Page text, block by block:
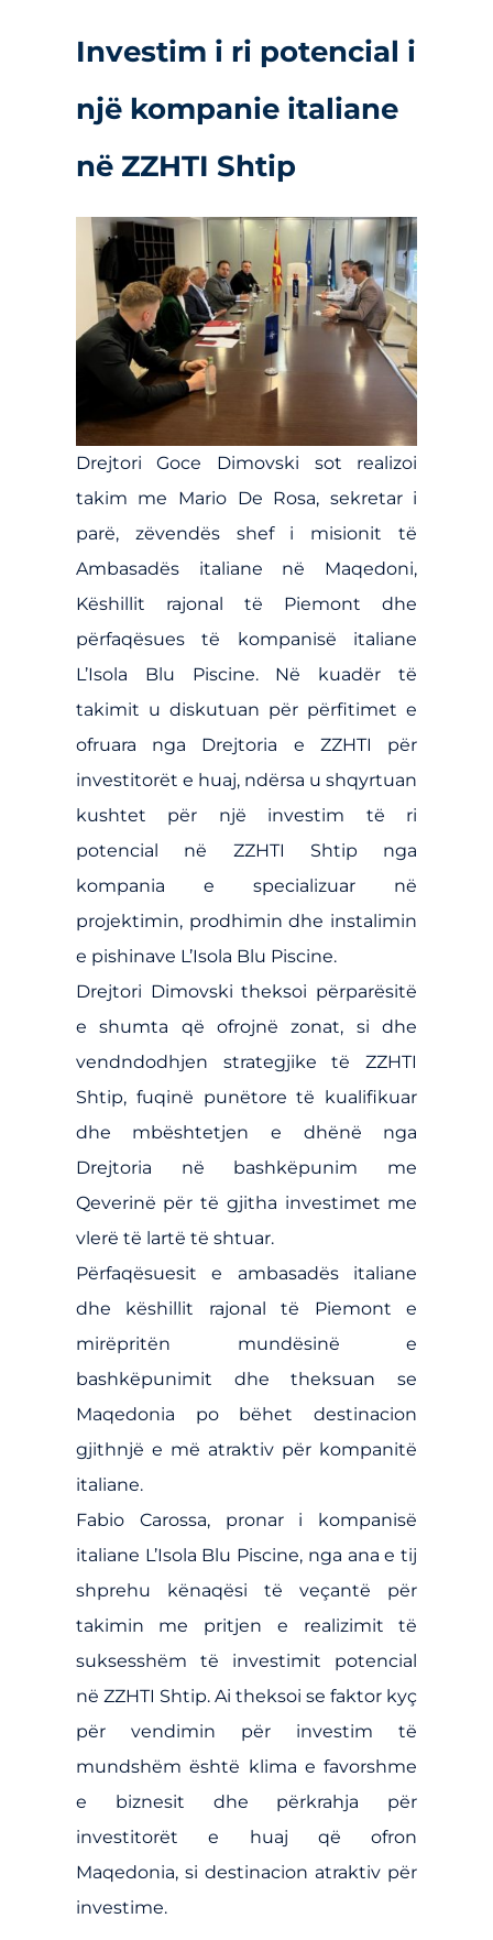
Investim i ri potencial i
një kompanie italiane
në ZZHTI Shtip
Drejtori Goce Dimovski sot realizoi
takim me Mario De Rosa, sekretar i
parë, zëvendës shef i misionit të
Ambasadës italiane në Maqedoni,
Këshillit rajonal të Piemont dhe
përfaqësues të kompanisë italiane
L’Isola Blu Piscine. Në kuadër të
takimit u diskutuan për përfitimet e
ofruara nga Drejtoria e ZZHTI për
investitorët e huaj, ndërsa u shqyrtuan
kushtet për një investim të ri
potencial në ZZHTI Shtip nga
kompania e specializuar në
projektimin, prodhimin dhe instalimin
e pishinave L’Isola Blu Piscine.
Drejtori Dimovski theksoi përparësitë
e shumta që ofrojnë zonat, si dhe
vendndodhjen strategjike të ZZHTI
Shtip, fuqinë punëtore të kualifikuar
dhe mbështetjen e dhënë nga
Drejtoria në bashkëpunim me
Qeverinë për të gjitha investimet me
vlerë të lartë të shtuar.
Përfaqësuesit e ambasadës italiane
dhe këshillit rajonal të Piemont e
mirëpritën mundësinë e
bashkëpunimit dhe theksuan se
Maqedonia po bëhet destinacion
gjithnjë e më atraktiv për kompanitë
italiane.
Fabio Carossa, pronar i kompanisë
italiane L’Isola Blu Piscine, nga ana e tij
shprehu kënaqësi të veçantë për
takimin me pritjen e realizimit të
suksesshëm të investimit potencial
në ZZHTI Shtip. Ai theksoi se faktor kyç
për vendimin për investim të
mundshëm është klima e favorshme
e biznesit dhe përkrahja për
investitorët e huaj që ofron
Maqedonia, si destinacion atraktiv për
investime.